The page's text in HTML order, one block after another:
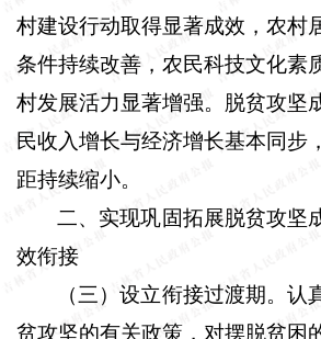
村建设行动取得显著成效，农村
条件持续改善，农民科技文化素
村发展活力显著增强。脱贫攻坚
民收入增长与经济增长基本同步
距持续缩小。
二、实现巩固拓展脱贫攻坚
效衔接
（三）设立衔接过渡期。 认
贫攻坚的有关政策，对摆脱贫困